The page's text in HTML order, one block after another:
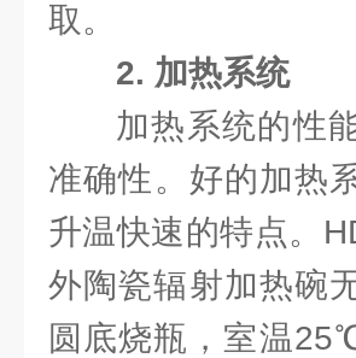
取。
2. 加热系统
加热系统的性
准确性。好的加热
升温快速的特点。
外陶瓷辐射加热碗
圆底烧瓶，室温